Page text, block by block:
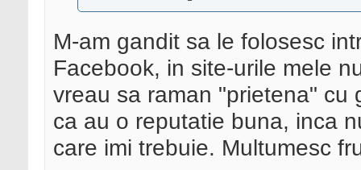
M-am gandit sa le folosesc
Facebook, in site-urile mele
vreau sa raman "prietena" cu
ca au o reputatie buna, inca
care imi trebuie. Multumesc